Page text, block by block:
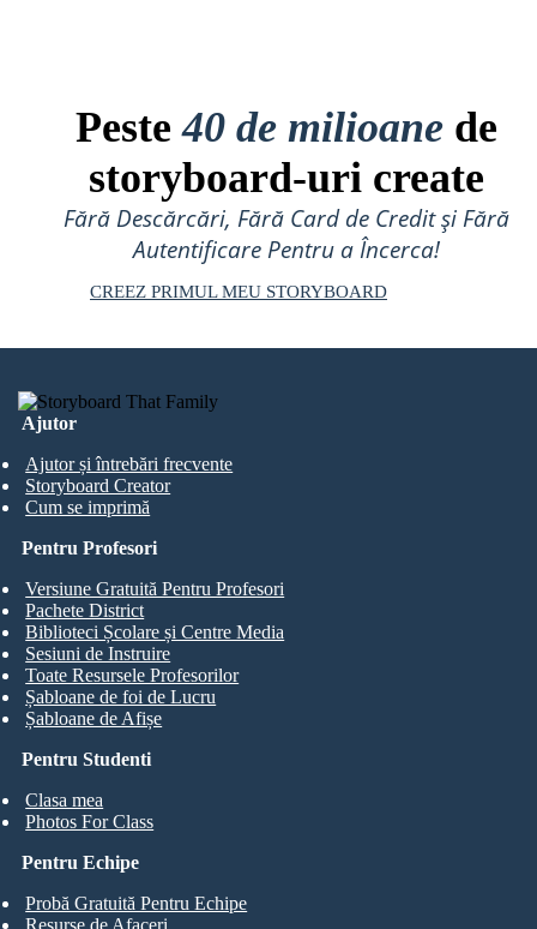
Peste40 de milioane de
storyboard-uri create
Fără Descărcări, Fără Card de Credit și Fără
Autentificare Pentru a Încerca!
CREEZ PRIMUL MEU STORYBOARD
Ajutor
Ajutor și întrebări frecvente
Storyboard Creator
Cum se imprimă
Pentru Studenti
Clasa mea
Photos For Class
Pentru Profesori
Versiune Gratuită Pentru Profesori
Pachete District
Biblioteci Școlare și Centre Media
Sesiuni de Instruire
Toate Resursele Profesorilor
Șabloane de foi de Lucru
Șabloane de Afișe
Pentru Echipe
Probă Gratuită Pentru Echipe
Resurse de Afaceri